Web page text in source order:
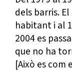
dels barris.
habitant i al
2004 es
que no ha
[Això es com